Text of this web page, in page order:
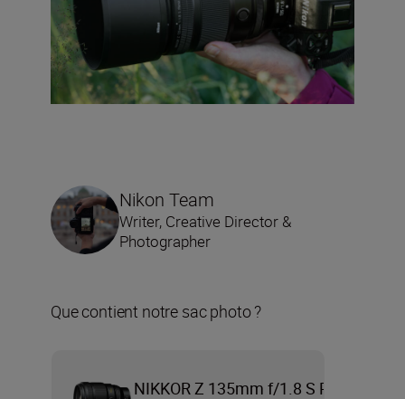
Nikon Team
Writer, Creative Director &
Photographer
Que contient notre sac photo ?
NIKKOR Z 135mm f/1.8 S Plena